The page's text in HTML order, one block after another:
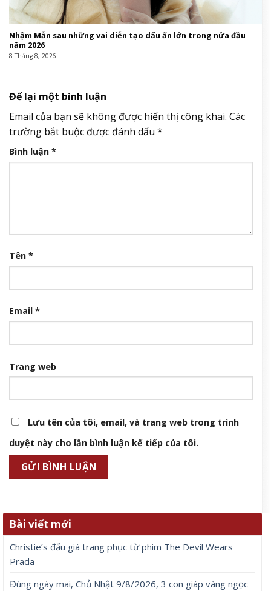
Nhậm Mẫn sau những vai diễn tạo dấu ấn lớn trong nửa đầu
năm 2026
8 Tháng 8, 2026
Để lại một bình luận
Email của bạn sẽ không được hiển thị công khai. Các
trường bắt buộc được đánh dấu *
Bình luận *
Tên *
Email *
Trang web
Lưu tên của tôi, email, và trang web trong trình
duyệt này cho lần bình luận kế tiếp của tôi.
Bài viết mới
Christie’s đấu giá trang phục từ phim The Devil Wears
Prada
Đúng ngày mai, Chủ Nhật 9/8/2026, 3 con giáp vàng ngọc